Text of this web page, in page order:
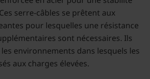
serre-câbles se prêtent aux
pour lesquelles une résistance
sont nécessaires. Ils
environnements dans lesquels les
aux charges élevées.